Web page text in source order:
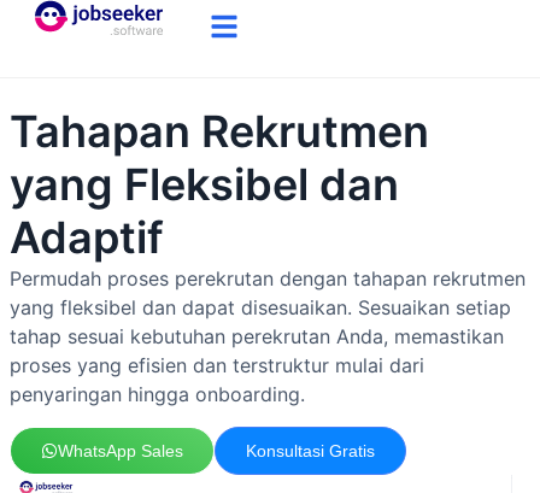
Tahapan Rekrutmen
yang Fleksibel dan
Adaptif
Permudah proses perekrutan dengan tahapan rekrutmen
yang fleksibel dan dapat disesuaikan. Sesuaikan setiap
tahap sesuai kebutuhan perekrutan Anda, memastikan
proses yang efisien dan terstruktur mulai dari
penyaringan hingga onboarding.
WhatsApp Sales Konsultasi Gratis